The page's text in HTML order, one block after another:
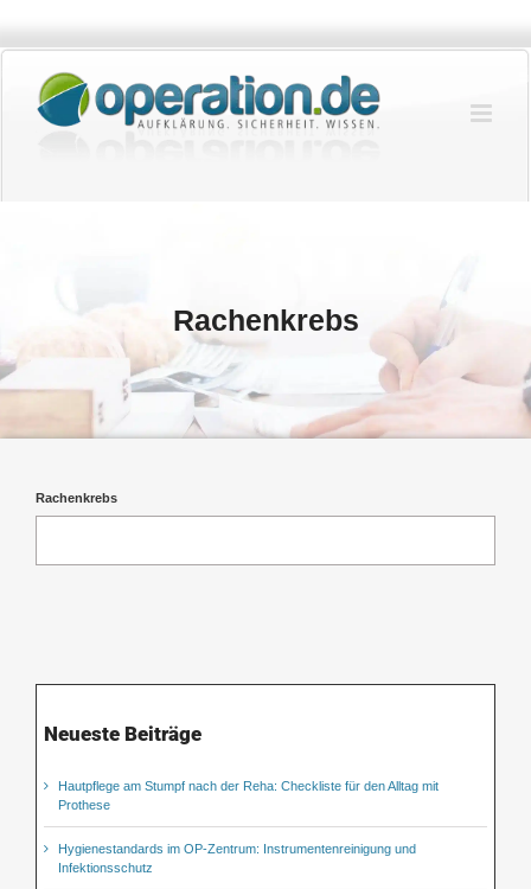
springen
Rachenkrebs
Rachenkrebs
Neueste Beiträge
Hautpflege am Stumpf nach der Reha: Checkliste für den Alltag mit
Prothese
Hygienestandards im OP-Zentrum: Instrumentenreinigung und
Infektionsschutz